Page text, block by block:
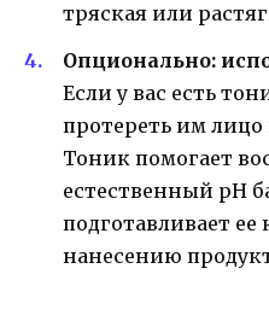
тряская или
Опционально:
Если у вас есть
протереть им
Тоник помогает
естественный pH
подготавливает
нанесению